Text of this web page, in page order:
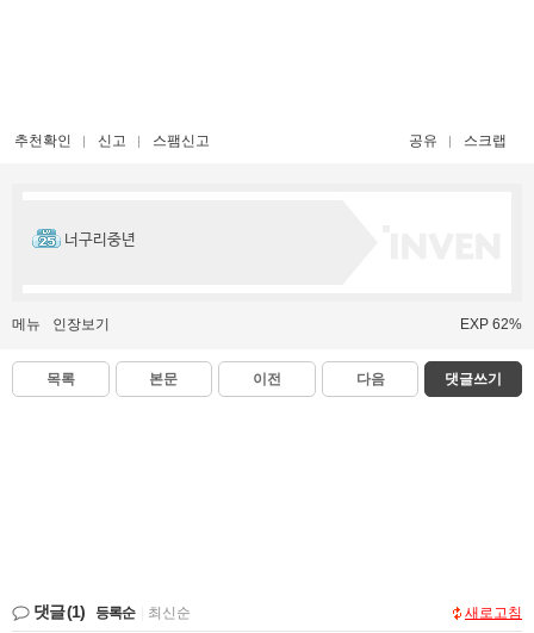
추천확인 신고 스팸신고 공유 스크랩
너구리중년
메뉴 인장보기 EXP 62%
목록 본문 이전 다음 댓글쓰기
댓글(1) 등록순 최신순 새로고침